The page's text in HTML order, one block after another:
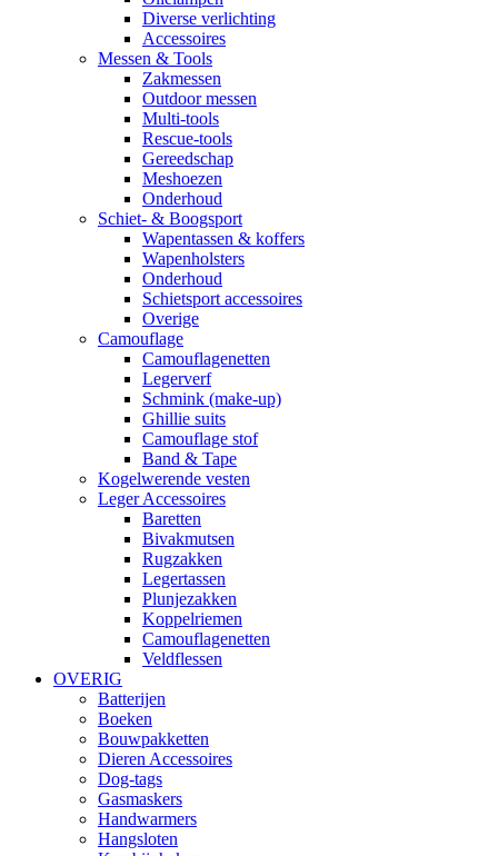
Diverse verlichting
Accessoires
Messen & Tools
Zakmessen
Outdoor messen
Multi-tools
Rescue-tools
Gereedschap
Meshoezen
Onderhoud
Schiet- & Boogsport
Wapentassen & koffers
Wapenholsters
Onderhoud
Schietsport accessoires
Overige
Camouflage
Camouflagenetten
Legerverf
Schmink (make-up)
Ghillie suits
Camouflage stof
Band & Tape
Kogelwerende vesten
Leger Accessoires
Baretten
Bivakmutsen
Rugzakken
Legertassen
Plunjezakken
Koppelriemen
Camouflagenetten
Veldflessen
OVERIG
Batterijen
Boeken
Bouwpakketten
Dieren Accessoires
Dog-tags
Gasmaskers
Handwarmers
Hangsloten